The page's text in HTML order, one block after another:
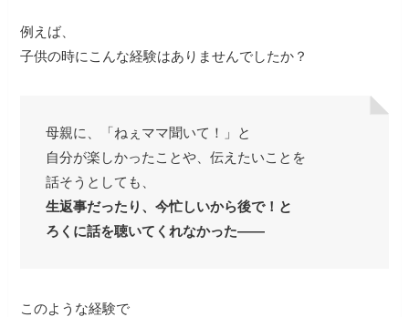
例えば、
子供の時にこんな経験はありませんでしたか？
母親に、「ねぇママ聞いて！」と
自分が楽しかったことや、伝えたいことを
話そうとしても、
生返事だったり、今忙しいから後で！と
ろくに話を聴いてくれなかった——
このような経験で